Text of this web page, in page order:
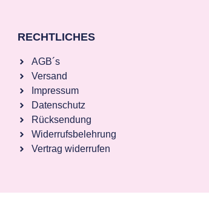
RECHTLICHES
AGB´s
Versand
Impressum
Datenschutz
Rücksendung
Widerrufsbelehrung
Vertrag widerrufen